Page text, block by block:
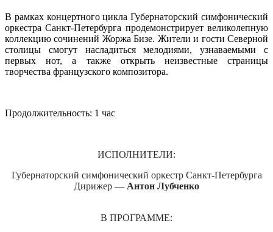
В рамках концертного цикла Губернаторский симфонический
оркестра Санкт-Петербурга продемонстрирует великолепную
коллекцию сочинений Жоржа Бизе. Жители и гости Северной
столицы смогут насладиться мелодиями, узнаваемыми с
первых нот, а также открыть неизвестные страницы
творчества французского композитора.
Продолжительность: 1 час
ИСПОЛНИТЕЛИ:
Губернаторский симфонический оркестр Санкт-Петербурга
Дирижер — Антон Лубченко
В ПРОГРАММЕ: